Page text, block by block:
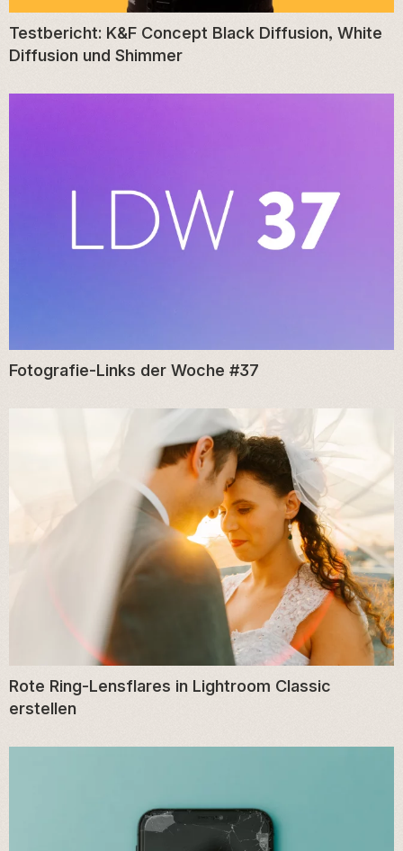
Testbericht: K&F Concept Black Diffusion, White
Diffusion und Shimmer
Fotografie-Links der Woche #37
Rote Ring-Lensflares in Lightroom Classic
erstellen